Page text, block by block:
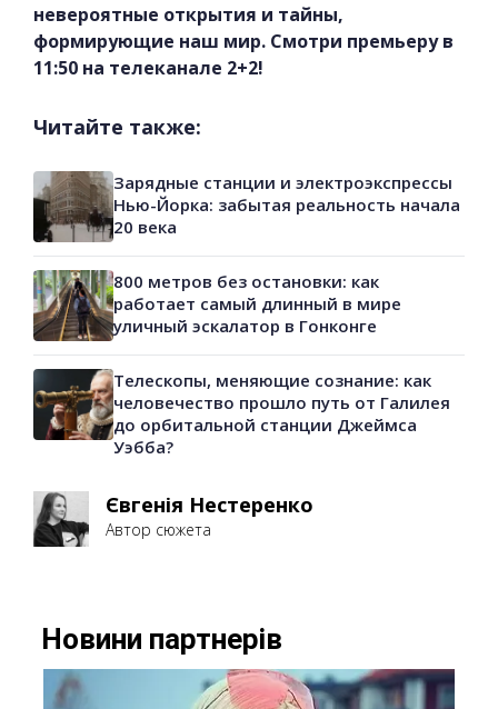
невероятные открытия и тайны,
формирующие наш мир. Смотри премьеру в
11:50 на телеканале 2+2!
Читайте также:
Зарядные станции и электроэкспрессы
Нью-Йорка: забытая реальность начала
20 века
800 метров без остановки: как
работает самый длинный в мире
уличный эскалатор в Гонконге
Телескопы, меняющие сознание: как
человечество прошло путь от Галилея
до орбитальной станции Джеймса
Уэбба?
Євгенія Нестеренко
Автор сюжета